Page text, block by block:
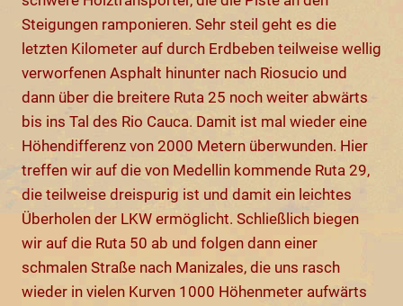
Steigungen ramponieren. Sehr steil geht es die
letzten Kilometer auf durch Erdbeben teilweise wellig
verworfenen Asphalt hinunter nach Riosucio und
dann über die breitere Ruta 25 noch weiter abwärts
bis ins Tal des Rio Cauca. Damit ist mal wieder eine
Höhendifferenz von 2000 Metern überwunden. Hier
treffen wir auf die von Medellin kommende Ruta 29,
die teilweise dreispurig ist und damit ein leichtes
Überholen der LKW ermöglicht. Schließlich biegen
wir auf die Ruta 50 ab und folgen dann einer
schmalen Straße nach Manizales, die uns rasch
wieder in vielen Kurven 1000 Höhenmeter aufwärts